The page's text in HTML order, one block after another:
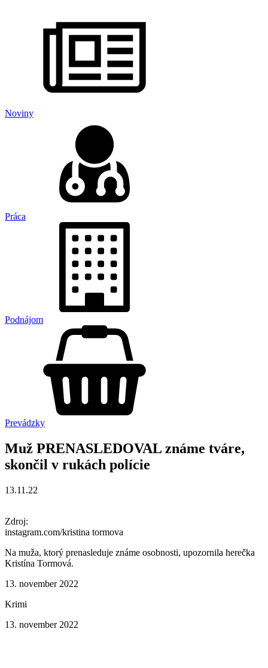
Noviny
Práca
Podnájom
Prevádzky
Muž PRENASLEDOVAL známe tváre,
skončil v rukách polície
13.11.22
Zdroj:
instagram.com/kristina tormova
Na muža, ktorý prenasleduje známe osobnosti, upozornila herečka
Kristína Tormová.
13. november 2022
Krimi
13. november 2022